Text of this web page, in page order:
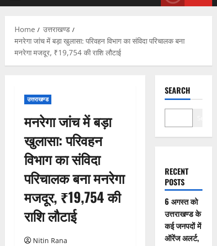
Home
उत्तराखण्ड
मनरेगा जांच में बड़ा खुलासा: परिवहन विभाग का संविदा परिचालक बना
मनरेगा मजदूर, ₹19,754 की राशि लौटाई
उत्तराखण्ड
मनरेगा जांच में बड़ा
खुलासा: परिवहन
विभाग का संविदा
परिचालक बना मनरेगा
मजदूर, ₹19,754 की
राशि लौटाई
Nitin Rana
SEARCH
RECENT
POSTS
6 अगस्त को
उत्तराखण्ड के
कई जनपदों में
ऑरेंज अलर्ट,